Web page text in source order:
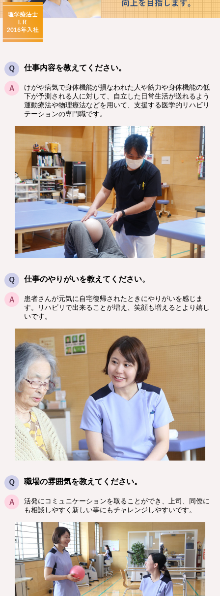
仕事内容を教えてください。
けがや病気で身体機能が損なわれた人や筋力や身体機能の低
下が予測される人に対して、自立した日常生活が送れるよう
運動療法や物理療法などを用いて、支援する医学的リハビリ
テーションの専門職です。
仕事のやりがいを教えてください。
患者さんが元気に自宅復帰されたときにやりがいを感じま
す。リハビリで出来ることが増え、笑顔も増えるとより嬉し
いです。
職場の雰囲気を教えてください。
活発にコミュニケーションを取ることができ、上司、同僚に
も相談しやすく新しい事にもチャレンジしやすいです。